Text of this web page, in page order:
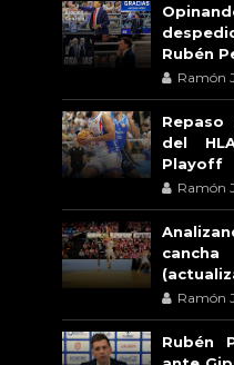
Rubén
Ramón J.
del
Playoff
Ramón J.
Ramón J.
Rubén